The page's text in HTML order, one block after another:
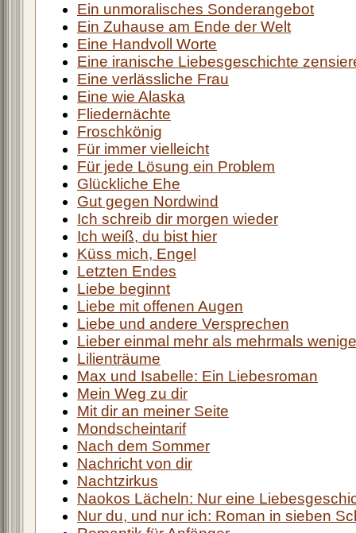
Ein unmoralisches Sonderangebot
Ein Zuhause am Ende der Welt
Eine Handvoll Worte
Eine iranische Liebesgeschichte
Eine verlässliche Frau
Eine wie Alaska
Fliedernächte
Froschkönig
Für immer vielleicht
Für jede Lösung ein Problem
Glückliche Ehe
Gut gegen Nordwind
Ich schreib dir morgen wieder
Ich weiß, du bist hier
Küss mich, Engel
Letzten Endes
Liebe beginnt
Liebe mit offenen Augen
Liebe und andere Versprechen
Lieber einmal mehr als mehrmals
Lilienträume
Max und Isabelle: Ein Liebesroman
Mein Weg zu dir
Mit dir an meiner Seite
Mondscheintarif
Nach dem Sommer
Nachricht von dir
Nachtzirkus
Naokos Lächeln: Nur eine
Nur du, und nur ich: Roman in sieben